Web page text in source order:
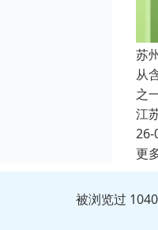
苏
从
之
江
26-
更
被浏览过